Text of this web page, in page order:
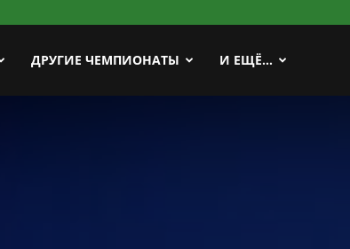
ДРУГИЕ ЧЕМПИОНАТЫ И ЕЩЁ…